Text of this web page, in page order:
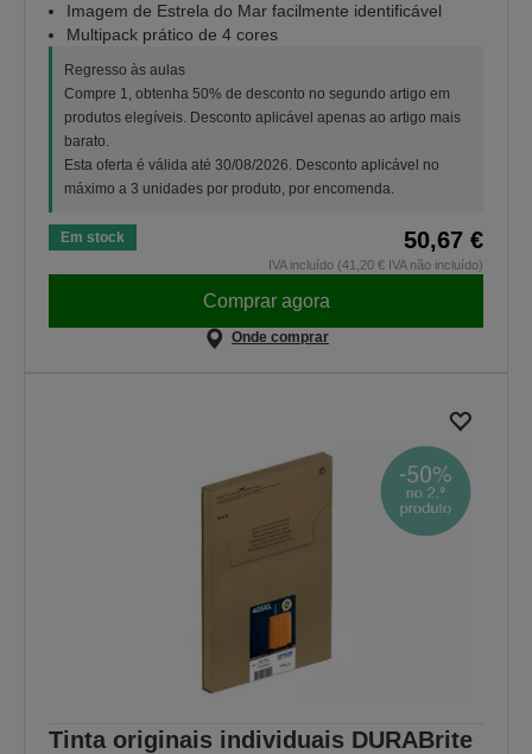
Imagem de Estrela do Mar facilmente identificável
Multipack prático de 4 cores
Regresso às aulas
Compre 1, obtenha 50% de desconto no segundo artigo em
produtos elegíveis. Desconto aplicável apenas ao artigo mais
barato.
Esta oferta é válida até 30/08/2026. Desconto aplicável no
máximo a 3 unidades por produto, por encomenda.
Em stock 50,67 €
IVA incluído (41,20 € IVA não incluído)
Comprar agora
Onde comprar
Tinta originais individuais DURABrite